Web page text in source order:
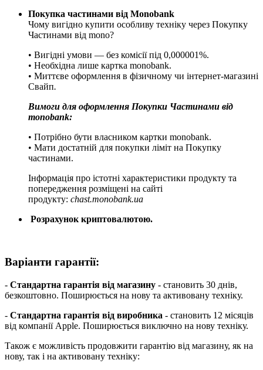
Покупка частинами від Monobank
Чому вигідно купити особливу техніку через Покупку
Частинами від mono?
• Вигідні умови — без комісії під 0,000001%.
• Необхідна лише картка monobank.
• Миттєве оформлення в фізичному чи інтернет-магазині
Cвайп.
Вимоги для оформлення Покупки Частинами від
monobank:
• Потрібно бути власником картки monobank.
• Мати достатній для покупки ліміт на Покупку
частинами.
Інформація про істотні характеристики продукту та
попередження розміщені на сайті
продукту: chast.monobank.ua
Розрахунок криптовалютою.
Варіанти гарантії:
- Стандартна гарантія від магазину - становить 30 днів,
безкоштовно. Поширюється на нову та активовану техніку.
- Стандартна гарантія від виробника - становить 12 місяців
від компанії Apple. Поширюється виключно на нову техніку.
Також є можливість продовжити гарантію від магазину, як на
нову, так і на активовану техніку: